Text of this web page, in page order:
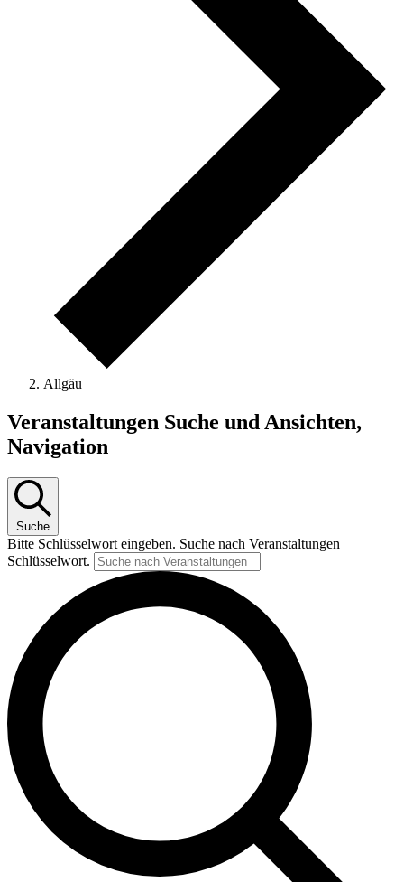
Allgäu
Veranstaltungen
Veranstaltungen Suche und Ansichten,
Navigation
Suche
Bitte Schlüsselwort eingeben. Suche nach Veranstaltungen
Schlüsselwort.